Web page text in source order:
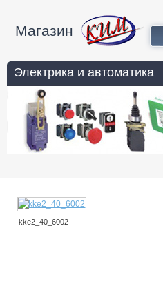
Магазин
Электрика и автоматика
kke2_40_6002